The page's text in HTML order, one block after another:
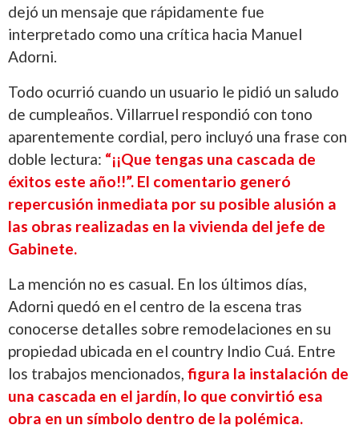
dejó un mensaje que rápidamente fue
interpretado como una crítica hacia Manuel
Adorni.
Todo ocurrió cuando un usuario le pidió un saludo
de cumpleaños. Villarruel respondió con tono
aparentemente cordial, pero incluyó una frase con
doble lectura: “¡¡Que tengas una cascada de
éxitos este año!!”. El comentario generó
repercusión inmediata por su posible alusión a
las obras realizadas en la vivienda del jefe de
Gabinete.
La mención no es casual. En los últimos días,
Adorni quedó en el centro de la escena tras
conocerse detalles sobre remodelaciones en su
propiedad ubicada en el country Indio Cuá. Entre
los trabajos mencionados, figura la instalación de
una cascada en el jardín, lo que convirtió esa
obra en un símbolo dentro de la polémica.